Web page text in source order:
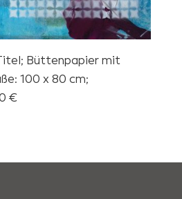
Büttenpapier mit
100 x 80 cm;
€